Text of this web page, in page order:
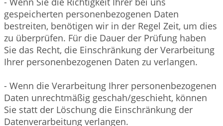
gespeicherten personenbezogenen Daten
bestreiten, benötigen wir in der Regel Zeit, um dies
zu überprüfen. Für die Dauer der Prüfung haben
Sie das Recht, die Einschränkung der Verarbeitung
Ihrer personenbezogenen Daten zu verlangen.
- Wenn die Verarbeitung Ihrer personenbezogenen
Daten unrechtmäßig geschah/geschieht, können
Sie statt der Löschung die Einschränkung der
Datenverarbeitung verlangen.